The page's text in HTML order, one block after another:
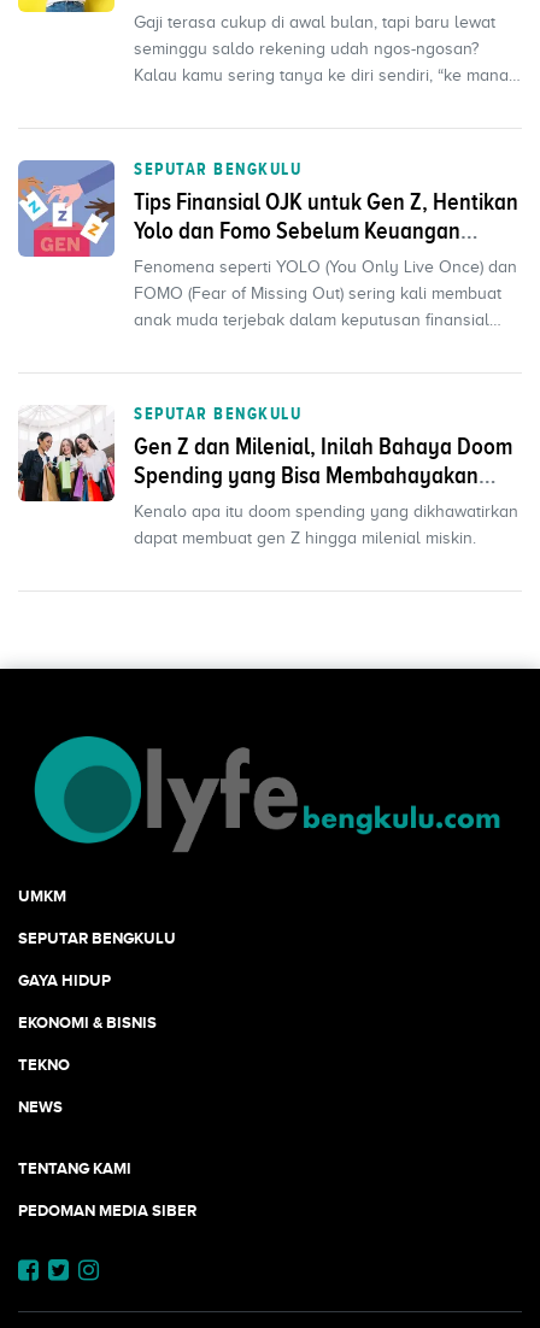
Gaji terasa cukup di awal bulan, tapi baru lewat
seminggu saldo rekening udah ngos-ngosan?
Kalau kamu sering tanya ke diri sendiri, “ke mana
SEPUTAR BENGKULU
Tips Finansial OJK untuk Gen Z, Hentikan
Yolo dan Fomo Sebelum Keuangan
Terganggu
Fenomena seperti YOLO (You Only Live Once) dan
FOMO (Fear of Missing Out) sering kali membuat
anak muda terjebak dalam keputusan finansial
SEPUTAR BENGKULU
Gen Z dan Milenial, Inilah Bahaya Doom
Spending yang Bisa Membahayakan
Keuangan
Kenalo apa itu doom spending yang dikhawatirkan
dapat membuat gen Z hingga milenial miskin.
UMKM
SEPUTAR BENGKULU
GAYA HIDUP
EKONOMI & BISNIS
TEKNO
NEWS
TENTANG KAMI
PEDOMAN MEDIA SIBER